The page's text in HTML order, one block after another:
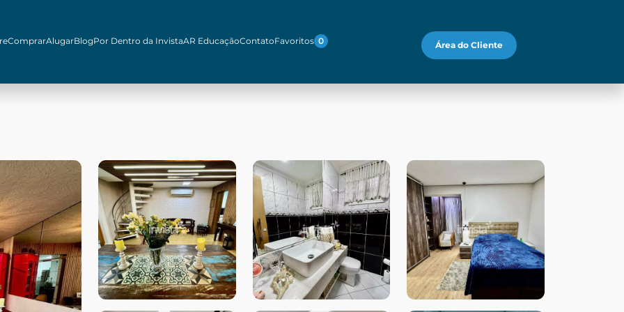
ComprarAlugarBlogPor Dentro da InvistaAR EducaçãoContatoFavoritos 0 Área do Cliente